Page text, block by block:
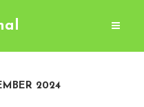
2024